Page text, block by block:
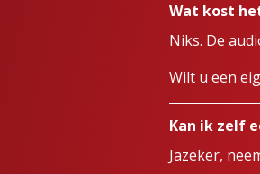
Wat kost
Niks. De
Wilt u een
Kan ik zelf
Jazeker,